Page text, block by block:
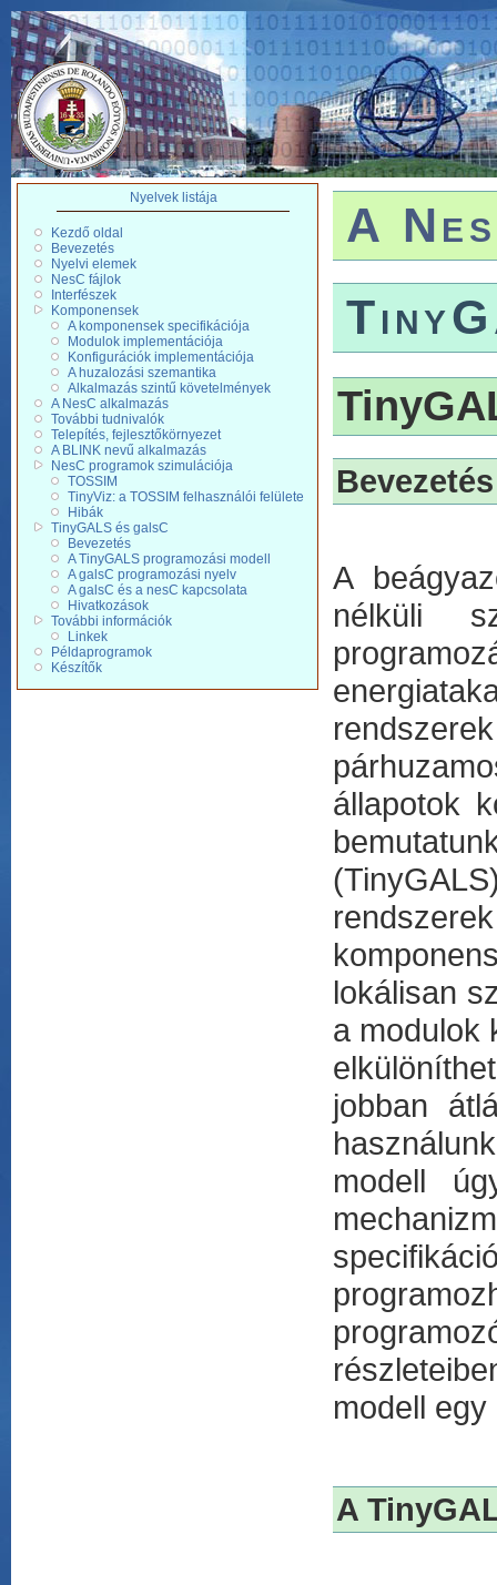
Nyelvek listája
Kezdő oldal
Bevezetés
Nyelvi elemek
NesC fájlok
Interfészek
Komponensek
A komponensek specifikációja
Modulok implementációja
Konfigurációk implementációja
A huzalozási szemantika
Alkalmazás szintű követelmények
A NesC alkalmazás
További tudnivalók
Telepítés, fejlesztőkörnyezet
A BLINK nevű alkalmazás
NesC programok szimulációja
TOSSIM
TinyViz: a TOSSIM felhasználói felülete
Hibák
TinyGALS és galsC
Bevezetés
A TinyGALS programozási modell
A galsC programozási nyelv
A galsC és a nesC kapcsolata
Hivatkozások
További információk
Linkek
Példaprogramok
Készítők
A
Bevezetés
A
nélküli
állapotok
lokálisan
a modulok
jobban
modell
modell
A